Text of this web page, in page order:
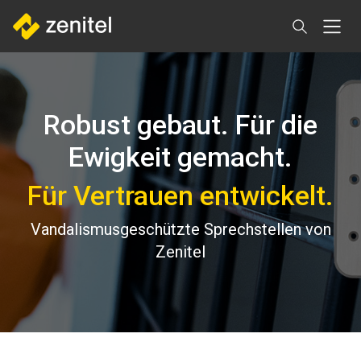
zum
Inhalt
Robust gebaut. Für die
Ewigkeit gemacht.
Für Vertrauen entwickelt.
Vandalismusgeschützte Sprechstellen von
Zenitel